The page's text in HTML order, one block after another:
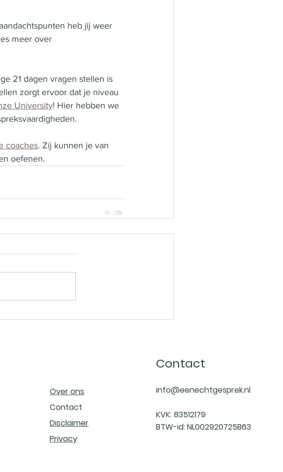
heb jij weer
meer over
21 dagen vragen stellen is
zorgt ervoor dat je niveau
University! Hier hebben we
coaches. Zij kunnen je van
oefenen.
Contact
Over ons
Contact
Disclaimer
Privacy
info@eenechtgesprek.nl
KVK: 83512179
BTW-id: NL002920725B63